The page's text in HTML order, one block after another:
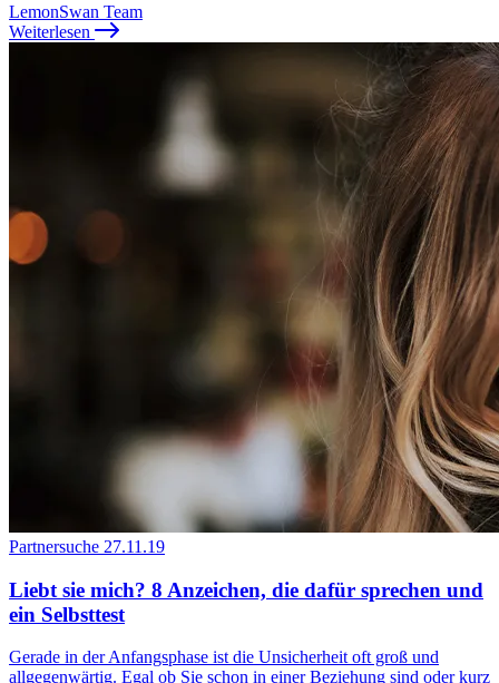
LemonSwan Team
Weiterlesen
Partnersuche 27.11.19
Liebt sie mich? 8 Anzeichen, die dafür sprechen und
ein Selbsttest
Gerade in der Anfangsphase ist die Unsicherheit oft groß und
allgegenwärtig. Egal ob Sie schon in einer Beziehung sind oder kurz